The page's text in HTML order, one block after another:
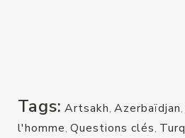
Tags: Artsakh, Azerbaïdjan,
l'homme, Questions clés,